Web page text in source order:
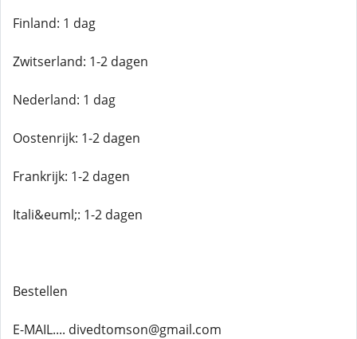
Finland: 1 dag
Zwitserland: 1-2 dagen
Nederland: 1 dag
Oostenrijk: 1-2 dagen
Frankrijk: 1-2 dagen
Itali&euml;: 1-2 dagen
Bestellen
E-MAIL.... divedtomson@gmail.com